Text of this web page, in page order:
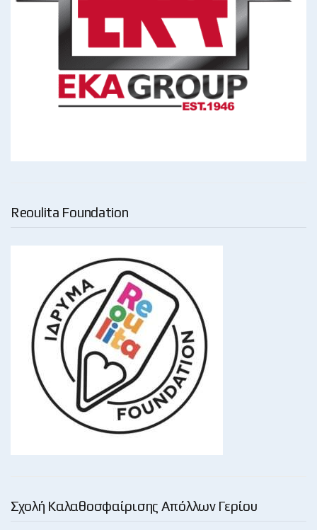
Reoulita Foundation
Σχολή Καλαθοσφαίρισης Απόλλων Γερίου